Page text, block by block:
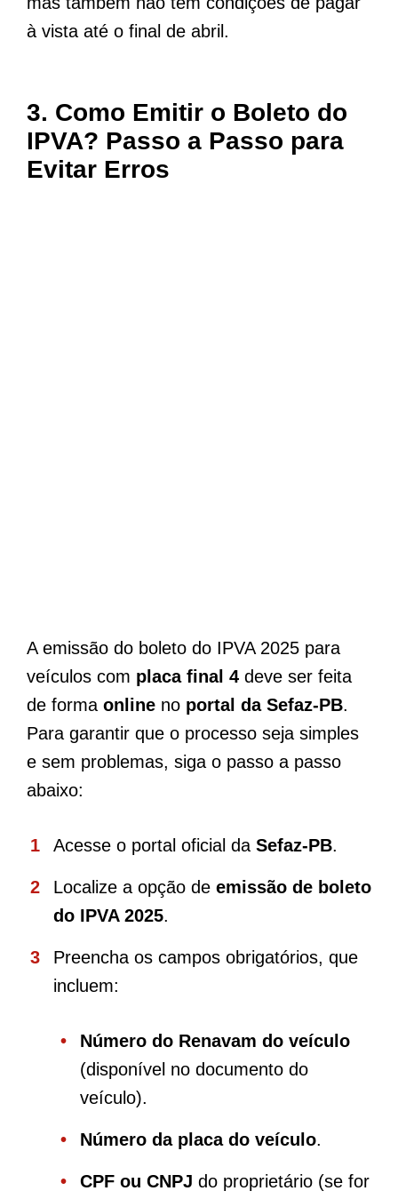
à vista até o final de abril.
3. Como Emitir o Boleto do
IPVA? Passo a Passo para
Evitar Erros
A emissão do boleto do IPVA 2025 para
veículos com placa final 4 deve ser feita
de forma online no portal da Sefaz-PB.
Para garantir que o processo seja simples
e sem problemas, siga o passo a passo
abaixo:
Acesse o portal oficial da Sefaz-PB.
Localize a opção de emissão de boleto
do IPVA 2025.
Preencha os campos obrigatórios, que
incluem:
Número do Renavam do veículo
(disponível no documento do
veículo).
Número da placa do veículo.
CPF ou CNPJ do proprietário (se for